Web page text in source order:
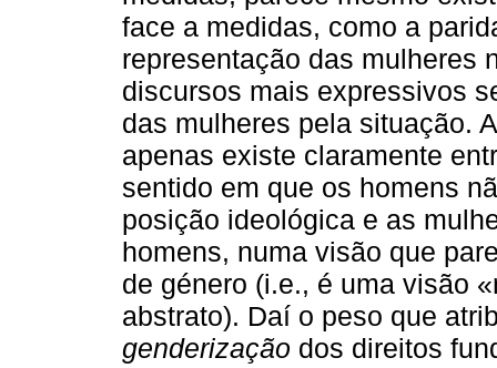
face a medidas, como a
representação das mulheres
discursos mais expressivos
das mulheres pela situação.
apenas existe claramente
sentido em que os homens
posição ideológica e as
homens, numa visão que
de género (i.e., é uma visão
abstrato). Daí o peso que
genderização dos direitos